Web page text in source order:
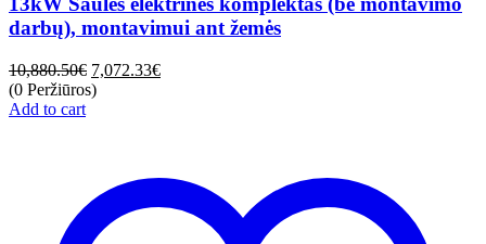
darbų), montavimui ant žemės
10,880.50€ 7,072.33€
(0 Peržiūros)
Add to cart